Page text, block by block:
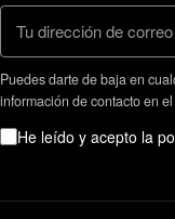
Puedes darte de baja en
información de contacto en
He leído y acepto la